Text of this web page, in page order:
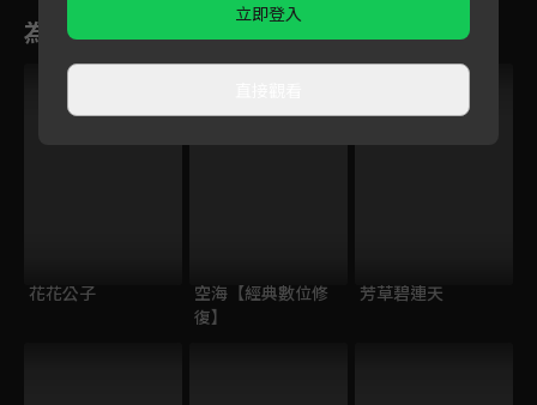
為您推薦
花花公子
空海【經典數位修
復】
芳草碧連天
立即登入